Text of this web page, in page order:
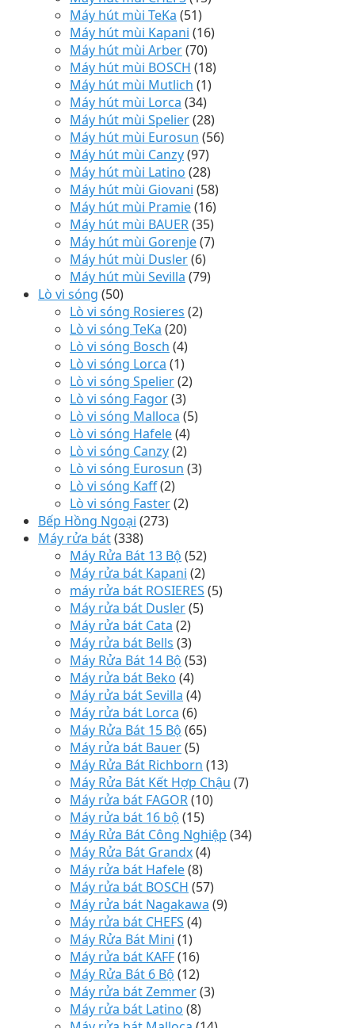
Máy hút mùi TeKa (51)
Máy hút mùi Kapani (16)
Máy hút mùi Arber(70)
Máy hút mùi BOSCH (18)
Máy hút mùi Mutlich (1)
Máy hút mùi Lorca (34)
Máy hút mùi Spelier(28)
Máy hút mùi Eurosun (56)
Máy hút mùi Canzy(97)
Máy hút mùi Latino (28)
Máy hút mùi Giovani (58)
Máy hút mùi Pramie(16)
Máy hút mùi BAUER(35)
Máy hút mùi Gorenje(7)
Máy hút mùi Dusler(6)
Máy hút mùi Sevilla (79)
Lò vi sóng (50)
Lò vi sóng Rosieres (2)
Lò vi sóng TeKa (20)
Lò vi sóng Bosch (4)
Lò vi sóng Lorca (1)
Lò vi sóng Spelier(2)
Lò vi sóng Fagor(3)
Lò vi sóng Malloca (5)
Lò vi sóng Hafele(4)
Lò vi sóng Canzy(2)
Lò vi sóng Eurosun (3)
Lò vi sóng Kaff(2)
Lò vi sóng Faster(2)
Bếp Hồng Ngoại (273)
Máy rửa bát(338)
Máy Rửa Bát 13 Bộ (52)
Máy rửa bát Kapani (2)
máy rửa bát ROSIERES (5)
Máy rửa bát Dusler(5)
Máy rửa bát Cata (2)
Máy rửa bát Bells (3)
Máy Rửa Bát 14 Bộ (53)
Máy rửa bát Beko (4)
Máy rửa bát Sevilla (4)
Máy rửa bát Lorca (6)
Máy Rửa Bát 15 Bộ (65)
Máy rửa bát Bauer(5)
Máy Rửa Bát Richborn (13)
Máy Rửa Bát Kết Hợp Chậu (7)
Máy rửa bát FAGOR(10)
Máy rửa bát 16 bộ (15)
Máy Rửa Bát Công Nghiệp (34)
Máy Rửa Bát Grandx(4)
Máy rửa bát Hafele(8)
Máy rửa bát BOSCH (57)
Máy rửa bát Nagakawa (9)
Máy rửa bát CHEFS (4)
Máy Rửa Bát Mini (1)
Máy rửa bát KAFF(16)
Máy Rửa Bát 6 Bộ (12)
Máy rửa bát Zemmer(3)
Máy rửa bát Latino (8)